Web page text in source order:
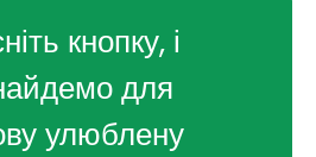
кнопку, і
для
улюблену